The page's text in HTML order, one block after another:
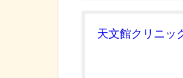
天文館クリニッ